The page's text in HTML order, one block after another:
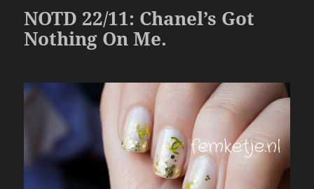
NOTD 22/11: Chanel’s Got
Nothing On Me.